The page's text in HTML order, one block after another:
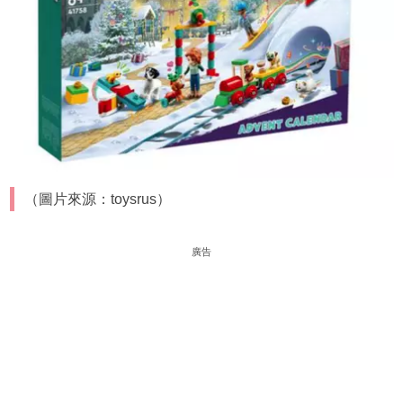
（圖片來源：toysrus）
廣告